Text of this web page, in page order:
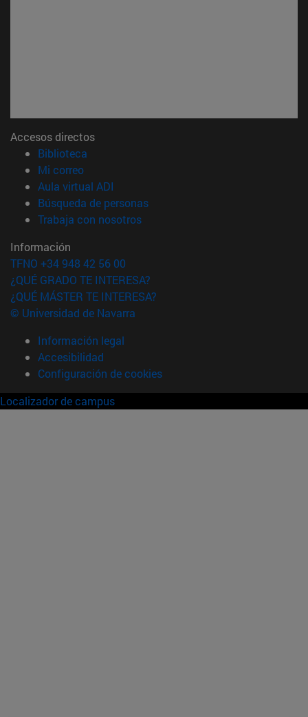
Accesos directos
Biblioteca
Mi correo(abre en nueva ventana)
Aula virtual ADI
Búsqueda de personas(abre en nueva ventana)
Trabaja con nosotros(abre en nueva ventana)
Información
TFNO +34 948 42 56 00
¿QUÉ GRADO TE INTERESA?
¿QUÉ MÁSTER TE INTERESA?
© Universidad de Navarra
Información legal
Accesibilidad
Configuración de cookies
Localizador de campus